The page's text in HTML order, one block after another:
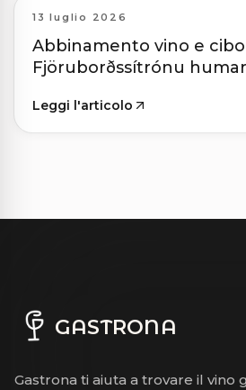
13 luglio 2026
Abbinamento vino e
Fjöruborðssítrónu humar
Leggi l'articolo
GASTRONA
Gastrona ti aiuta a trovare il vino